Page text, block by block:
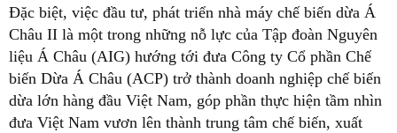
Đặc biệt, việc đầu tư, phát triển nhà máy chế biến dừa Á
Châu II là một trong những nỗ lực của Tập đoàn Nguyên
liệu Á Châu (AIG) hướng tới đưa Công ty Cổ phần Chế
biến Dừa Á Châu (ACP) trở thành doanh nghiệp chế biến
dừa lớn hàng đầu Việt Nam, góp phần thực hiện tầm nhìn
đưa Việt Nam vươn lên thành trung tâm chế biến, xuất